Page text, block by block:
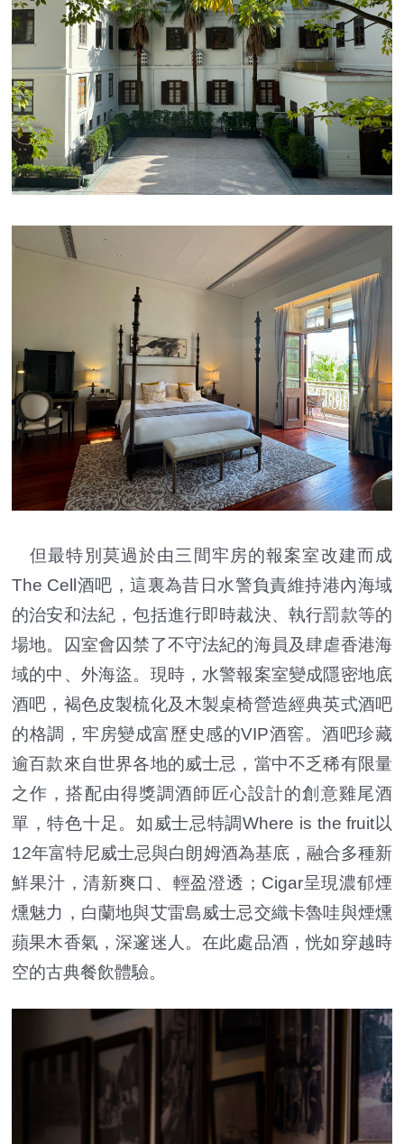
但最特別莫過於由三間牢房的報案室改建而成
The Cell酒吧，這裏為昔日水警負責維持港內海域
的治安和法紀，包括進行即時裁決、執行罰款等的
場地。囚室會囚禁了不守法紀的海員及肆虐香港海
域的中、外海盜。現時，水警報案室變成隱密地底
酒吧，褐色皮製梳化及木製桌椅營造經典英式酒吧
的格調，牢房變成富歷史感的VIP酒窖。酒吧珍藏
逾百款來自世界各地的威士忌，當中不乏稀有限量
之作，搭配由得獎調酒師匠心設計的創意雞尾酒
單，特色十足。如威士忌特調Where is the fruit以
12年富特尼威士忌與白朗姆酒為基底，融合多種新
鮮果汁，清新爽口、輕盈澄透；Cigar呈現濃郁煙
燻魅力，白蘭地與艾雷島威士忌交織卡魯哇與煙燻
蘋果木香氣，深邃迷人。在此處品酒，恍如穿越時
空的古典餐飲體驗。